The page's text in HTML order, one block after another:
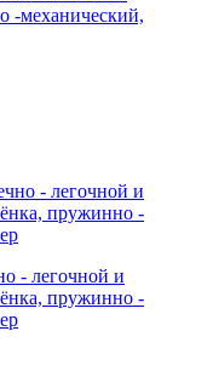
-механический,
- легочной и
пружинно -